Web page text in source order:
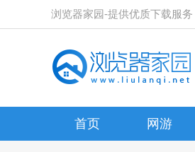
浏览器家园-提供优质下载服务
首页 网游